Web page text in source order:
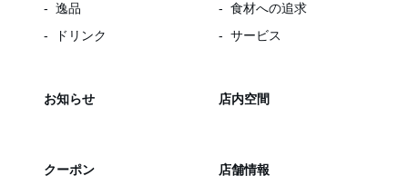
逸品
ドリンク
食材への追求
サービス
お知らせ 店内空間
クーポン 店舗情報